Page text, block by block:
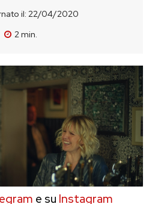
il: 22/04/2020
2min.
e su Instagram